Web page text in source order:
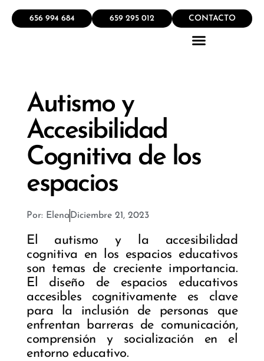
656 994 684 659 295 012 CONTACTO
Autismo y
Accesibilidad
Cognitiva de los
espacios
Por: Elena Diciembre 21, 2023
El autismo y la accesibilidad
cognitiva en los espacios educativos
son temas de creciente importancia.
El diseño de espacios educativos
accesibles cognitivamente es clave
para la inclusión de personas que
enfrentan barreras de comunicación,
comprensión y socialización en el
entorno educativo.